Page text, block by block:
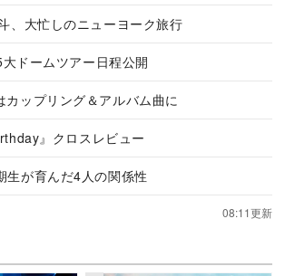
、大忙しのニューヨーク旅行
ドームツアー日程公開
カップリング＆アルバム曲に
』クロスレビュー
生が育んだ4人の関係性
08:11更新